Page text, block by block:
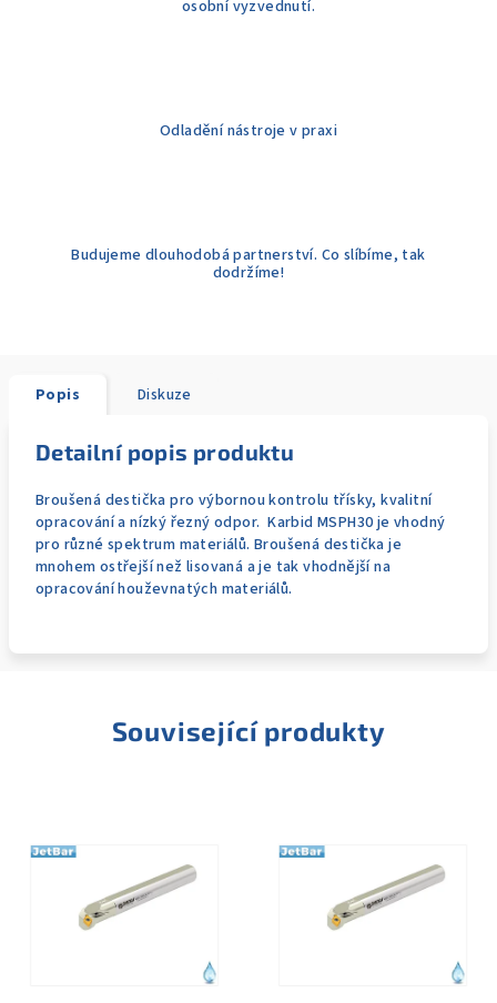
osobní vyzvednutí.
Odladění nástroje v praxi
Budujeme dlouhodobá partnerství. Co slíbíme, tak
dodržíme!
Popis Diskuze
Detailní popis produktu
Broušená destička pro výbornou kontrolu třísky, kvalitní
opracování a nízký řezný odpor. Karbid MSPH30 je vhodný
pro různé spektrum materiálů. Broušená destička je
mnohem ostřejší než lisovaná a je tak vhodnější na
opracování houževnatých materiálů.
Související produkty